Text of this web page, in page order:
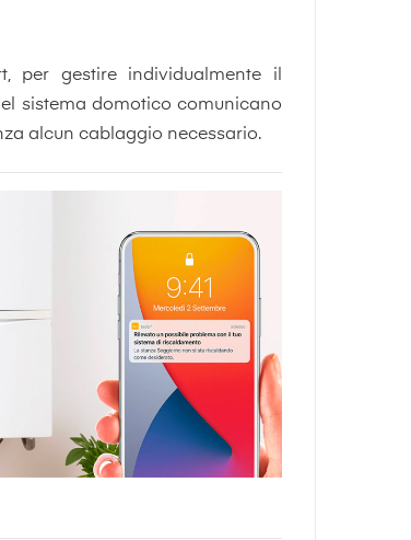
per gestire individualmente il
sistema domotico comunicano
alcun cablaggio necessario.